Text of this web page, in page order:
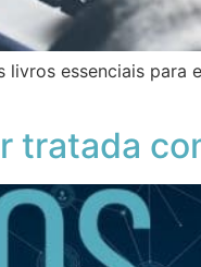
essenciais
tratada